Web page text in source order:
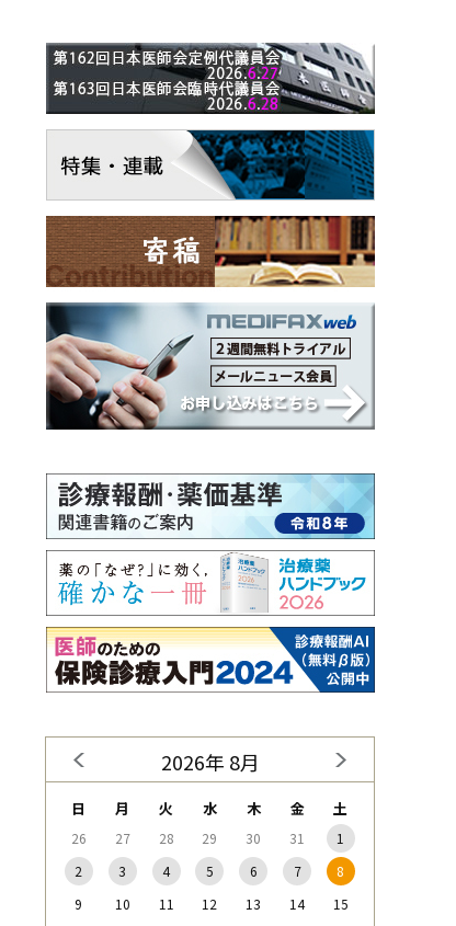
2026年 8月
日 月 火 水 木 金 土
26 27 28 29 30 31
1
2
3 4 5 6 7
8
9
10 11 12 13 14
15